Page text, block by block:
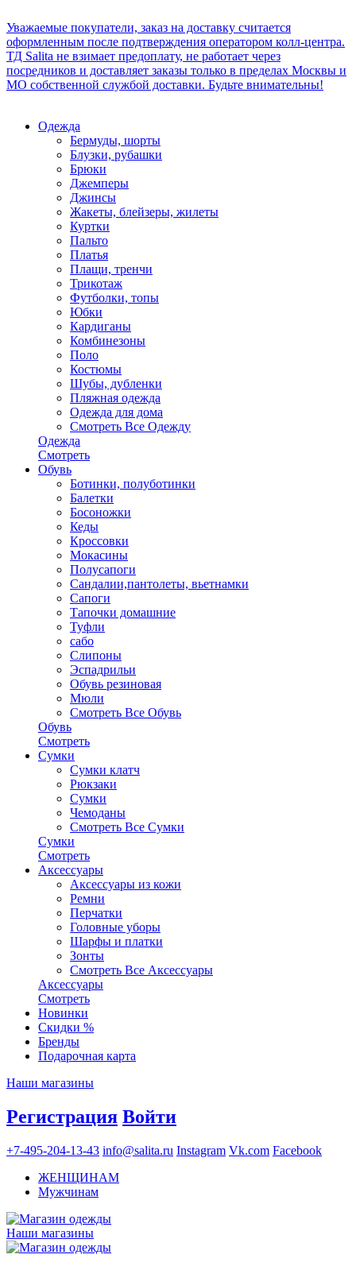
Уважаемые покупатели, заказ на доставку считается
оформленным после подтверждения оператором колл-центра.
ТД Salita не взимает предоплату, не работает через
посредников и доставляет заказы только в пределах Москвы и
МО собственной службой доставки. Будьте внимательны!
Одежда
Бермуды, шорты
Блузки, рубашки
Брюки
Джемперы
Джинсы
Жакеты, блейзеры, жилеты
Куртки
Пальто
Платья
Плащи, тренчи
Трикотаж
Футболки, топы
Юбки
Кардиганы
Комбинезоны
Поло
Костюмы
Шубы, дубленки
Пляжная одежда
Одежда для дома
Смотреть Все Одежду
Одежда
Смотреть
Обувь
Ботинки, полуботинки
Балетки
Босоножки
Кеды
Кроссовки
Мокасины
Полусапоги
Сандалии,пантолеты, вьетнамки
Сапоги
Тапочки домашние
Туфли
сабо
Слипоны
Эспадрильи
Обувь резиновая
Мюли
Смотреть Все Обувь
Обувь
Смотреть
Сумки
Сумки клатч
Рюкзаки
Сумки
Чемоданы
Смотреть Все Сумки
Сумки
Смотреть
Аксессуары
Аксессуары из кожи
Ремни
Перчатки
Головные уборы
Шарфы и платки
Зонты
Смотреть Все Аксессуары
Аксессуары
Смотреть
Новинки
Скидки %
Бренды
Подарочная карта
Наши магазины
Регистрация Войти
+7-495-204-13-43 info@salita.ru Instagram Vk.com Facebook
ЖЕНЩИНАМ
Мужчинам
Наши магазины